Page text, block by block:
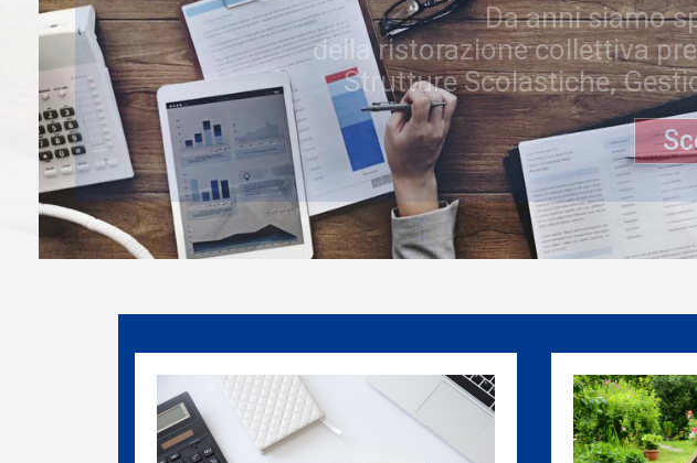
Da anni siamo
della ristorazione collettiva
Strutture Scolastiche,